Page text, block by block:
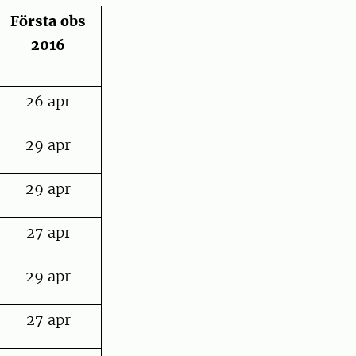
Första obs
2016
26 apr
29 apr
29 apr
27 apr
29 apr
27 apr